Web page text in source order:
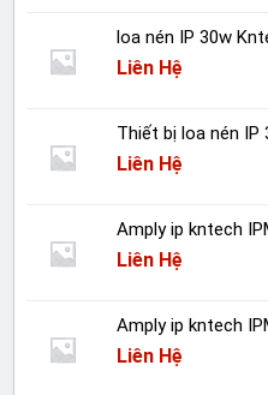
loa nén IP 30w
Liên Hệ
Thiết bị loa nén IP
Liên Hệ
Amply ip kntech
Liên Hệ
Amply ip kntech
Liên Hệ